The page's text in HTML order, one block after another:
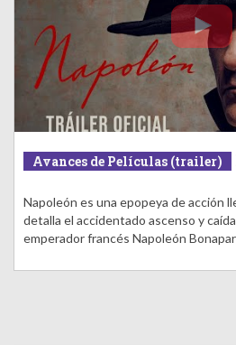
Avances de Películas (trailer)
Napoleón es una epopeya de acción
detalla el accidentado ascenso y
emperador francés Napoleón